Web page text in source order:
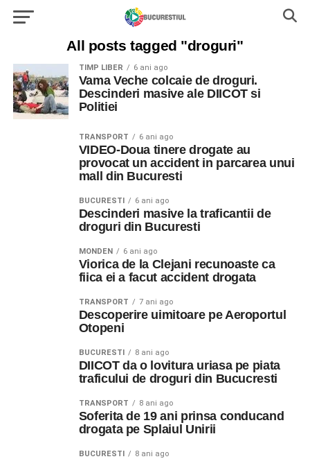
All posts tagged "droguri"
TIMP LIBER 6 ani ago
Vama Veche colcaie de droguri.
Descinderi masive ale DIICOT si
Politiei
TRANSPORT 6 ani ago
VIDEO-Doua tinere drogate au
provocat un accident in parcarea unui
mall din Bucuresti
BUCURESTI 6 ani ago
Descinderi masive la traficantii de
droguri din Bucuresti
MONDEN 6 ani ago
Viorica de la Clejani recunoaste ca
fiica ei a facut accident drogata
TRANSPORT 7 ani ago
Descoperire uimitoare pe Aeroportul
Otopeni
BUCURESTI 8 ani ago
DIICOT da o lovitura uriasa pe piata
traficului de droguri din Bucucresti
TRANSPORT 8 ani ago
Soferita de 19 ani prinsa conducand
drogata pe Splaiul Unirii
BUCURESTI 8 ani ago